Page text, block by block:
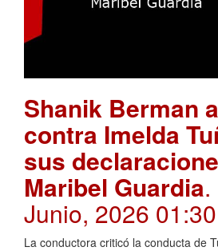
Shanik Berman
contra Imelda
sus
Maribel Guardia
Junio, 2026 01:30
La conductora criticó la conducta de